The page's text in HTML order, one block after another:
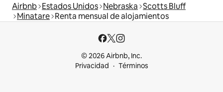
Airbnb Estados Unidos Nebraska Scotts Bluff
Minatare Renta mensual de alojamientos
© 2026 Airbnb, Inc.
Privacidad
Términos